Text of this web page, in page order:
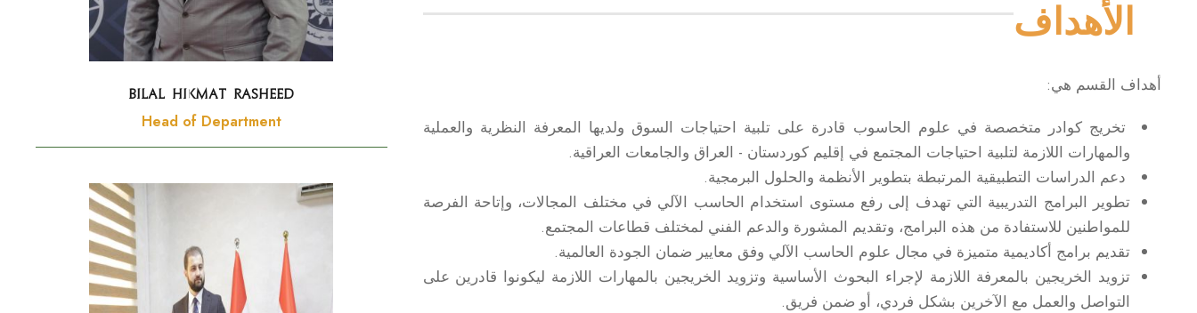
الأهداف
أهداف القسم هي:
تخريج كوادر متخصصة في علوم الحاسوب قادرة على تلبية احتياجات السوق ولديها المعرفة النظرية والعملية
والمهارات اللازمة لتلبية احتياجات المجتمع في إقليم كوردستان - العراق والجامعات العراقية.
دعم الدراسات التطبيقية المرتبطة بتطوير الأنظمة والحلول البرمجية.
تطوير البرامج التدريبية التي تهدف إلى رفع مستوى استخدام الحاسب الآلي في مختلف المجالات، وإتاحة الفرصة
للمواطنين للاستفادة من هذه البرامج، وتقديم المشورة والدعم الفني لمختلف قطاعات المجتمع.
تقديم برامج أكاديمية متميزة في مجال علوم الحاسب الآلي وفق معايير ضمان الجودة العالمية.
تزويد الخريجين بالمعرفة اللازمة لإجراء البحوث الأساسية وتزويد الخريجين بالمهارات اللازمة ليكونوا قادرين على
التواصل والعمل مع الآخرين بشكل فردي، أو ضمن فريق.
Bilal Hikmat Rasheed
Head of Department